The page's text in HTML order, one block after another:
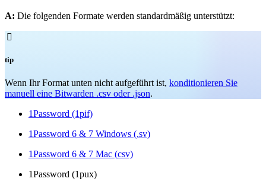
A: Die folgenden Formate werden standardmäßig unterstützt:

tip
Wenn Ihr Format unten nicht aufgeführt ist, konditionieren Sie
manuell eine Bitwarden .csv oder .json.
1Password (1pif)
1Password 6 & 7 Windows (.sv)
1Password 6 & 7 Mac (csv)
1Password (1pux)